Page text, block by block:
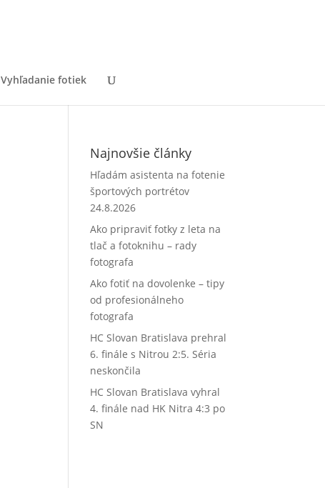
Vyhľadanie fotiek
Najnovšie články
Hľadám asistenta na fotenie
športových portrétov
24.8.2026
Ako pripraviť fotky z leta na
tlač a fotoknihu – rady
fotografa
Ako fotiť na dovolenke – tipy
od profesionálneho
fotografa
HC Slovan Bratislava prehral
6. finále s Nitrou 2:5. Séria
neskončila
HC Slovan Bratislava vyhral
4. finále nad HK Nitra 4:3 po
SN